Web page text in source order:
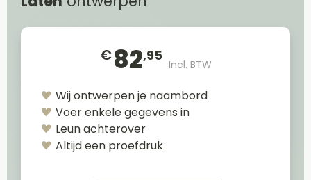
€82,95
Incl. BTW
Wij ontwerpen je naambord
Voer enkele gegevens in
Leun achterover
Altijd een proefdruk